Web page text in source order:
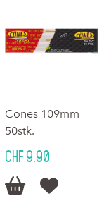
Cones 109mm
50stk.
CHF 9.90
 